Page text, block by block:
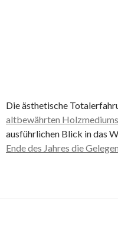
Die ästhetische
altbewährten Holzmediums
ausführlichen Blick in das
Ende des Jahres die